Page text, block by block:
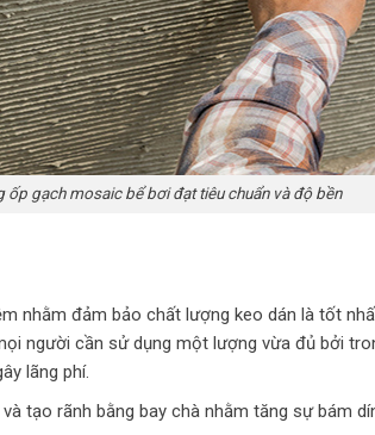
ốp gạch mosaic bể bơi đạt tiêu chuẩn và độ bền
nhằm đảm bảo chất lượng keo dán là tốt
người cần sử dụng một lượng vừa đủ bởi
lãng phí.
tạo rãnh bằng bay chà nhằm tăng sự bám